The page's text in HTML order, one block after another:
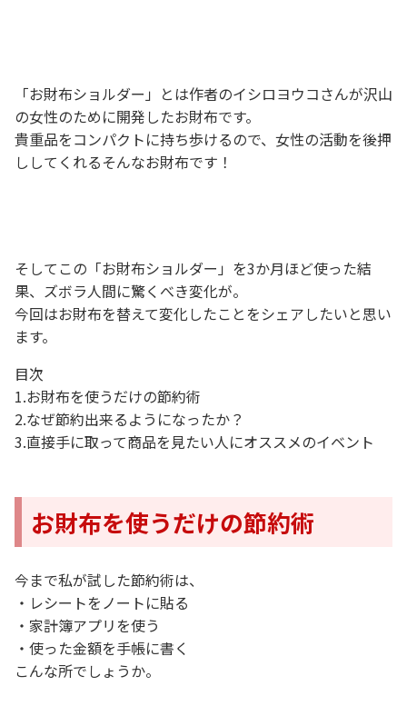
「お財布ショルダー」とは作者のイシロヨウコさんが沢山
の女性のために開発したお財布です。
貴重品をコンパクトに持ち歩けるので、女性の活動を後押
ししてくれるそんなお財布です！
そしてこの「お財布ショルダー」を3か月ほど使った結
果、ズボラ人間に驚くべき変化が。
今回はお財布を替えて変化したことをシェアしたいと思い
ます。
目次
1.お財布を使うだけの節約術
2.なぜ節約出来るようになったか？
3.直接手に取って商品を見たい人にオススメのイベント
お財布を使うだけの節約術
今まで私が試した節約術は、
・レシートをノートに貼る
・家計簿アプリを使う
・使った金額を手帳に書く
こんな所でしょうか。